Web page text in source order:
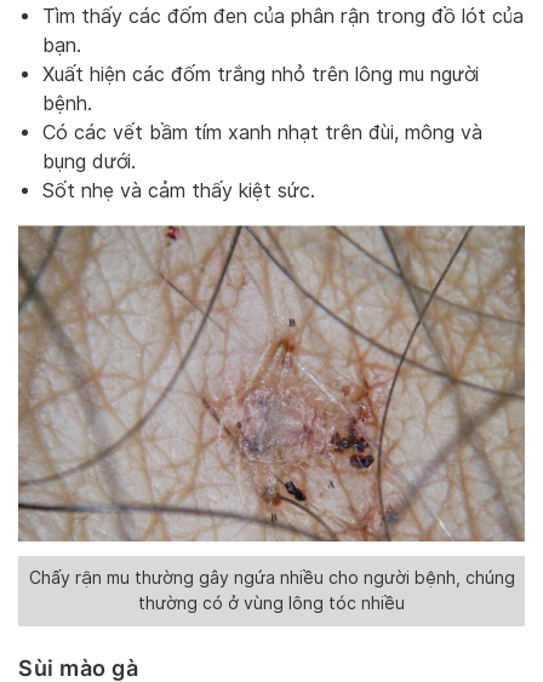
Tìm thấy các đốm đen của phân rận trong đồ lót của
bạn.
Xuất hiện các đốm trắng nhỏ trên lông mu người
bệnh.
Có các vết bầm tím xanh nhạt trên đùi, mông và
bụng dưới.
Sốt nhẹ và cảm thấy kiệt sức.
Chấy rận mu thường gây ngứa nhiều cho người bệnh, chúng
thường có ở vùng lông tóc nhiều
Sùi mào gà